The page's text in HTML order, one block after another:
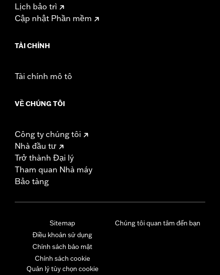
Lịch bảo trì
Cập nhật Phần mềm
TÀI CHÍNH
Tài chính mô tô
VỀ CHÚNG TÔI
Công ty chúng tôi
Nhà đầu tư
Trở thành Đại lý
Tham quan Nhà máy
Bảo tàng
Sitemap
Điều khoản sử dụng
Chính sách bảo mật
Chính sách cookie
Quản lý tùy chọn cookie
Chúng tôi quan tâm đến bạn